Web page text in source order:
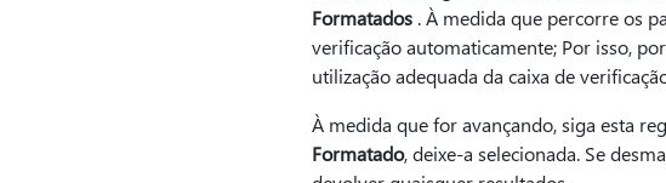
Formatados. À medida que percorre os
verificação automaticamente; Por isso,
utilização adequada da caixa de
À medida que for avançando, siga esta
Formatado, deixe-a selecionada. Se